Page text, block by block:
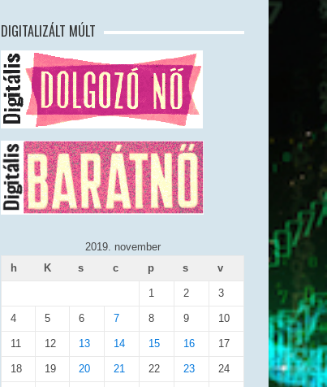
DIGITALIZÁLT MÚLT
2019. november
h
K s c p s v
1 2 3
4 5 6 7 8 9 10
11 12 13 14 15 16 17
18 19 20 21 22 23 24